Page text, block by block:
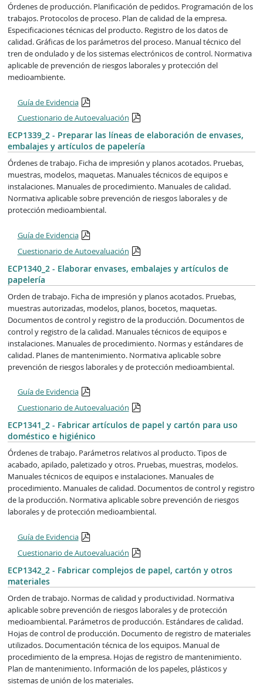
Órdenes de producción. Planificación de pedidos. Programación de los
trabajos. Protocolos de proceso. Plan de calidad de la empresa.
Especificaciones técnicas del producto. Registro de los datos de
calidad. Gráficas de los parámetros del proceso. Manual técnico del
tren de ondulado y de los sistemas electrónicos de control. Normativa
aplicable de prevención de riesgos laborales y protección del
medioambiente.
Guía de Evidencia
Cuestionario de Autoevaluación
ECP1339_2 - Preparar las líneas de elaboración de envases,
embalajes y artículos de papelería
Órdenes de trabajo. Ficha de impresión y planos acotados. Pruebas,
muestras, modelos, maquetas. Manuales técnicos de equipos e
instalaciones. Manuales de procedimiento. Manuales de calidad.
Normativa aplicable sobre prevención de riesgos laborales y de
protección medioambiental.
Guía de Evidencia
Cuestionario de Autoevaluación
ECP1340_2 - Elaborar envases, embalajes y artículos de
papelería
Orden de trabajo. Ficha de impresión y planos acotados. Pruebas,
muestras autorizadas, modelos, planos, bocetos, maquetas.
Documentos de control y registro de la producción. Documentos de
control y registro de la calidad. Manuales técnicos de equipos e
instalaciones. Manuales de procedimiento. Normas y estándares de
calidad. Planes de mantenimiento. Normativa aplicable sobre
prevención de riesgos laborales y de protección medioambiental.
Guía de Evidencia
Cuestionario de Autoevaluación
ECP1341_2 - Fabricar artículos de papel y cartón para uso
doméstico e higiénico
Órdenes de trabajo. Parámetros relativos al producto. Tipos de
acabado, apilado, paletizado y otros. Pruebas, muestras, modelos.
Manuales técnicos de equipos e instalaciones. Manuales de
procedimiento. Manuales de calidad. Documentos de control y registro
de la producción. Normativa aplicable sobre prevención de riesgos
laborales y de protección medioambiental.
Guía de Evidencia
Cuestionario de Autoevaluación
ECP1342_2 - Fabricar complejos de papel, cartón y otros
materiales
Orden de trabajo. Normas de calidad y productividad. Normativa
aplicable sobre prevención de riesgos laborales y de protección
medioambiental. Parámetros de producción. Estándares de calidad.
Hojas de control de producción. Documento de registro de materiales
utilizados. Documentación técnica de los equipos. Manual de
procedimiento de la empresa. Hojas de registro de mantenimiento.
Plan de mantenimiento. Información de los papeles, plásticos y
sistemas de unión de los materiales.